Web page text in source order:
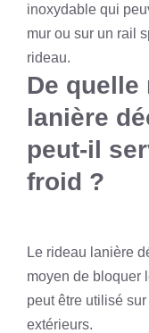
inoxydable qui
mur ou sur un rail
rideau.
De quelle
lanière
peut-il
froid ?
Le rideau lanière
moyen de bloquer
peut être utilisé
extérieurs.